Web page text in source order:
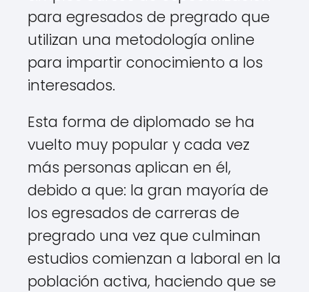
para egresados de pregrado que
utilizan una metodología online
para impartir conocimiento a los
interesados.
Esta forma de diplomado se ha
vuelto muy popular y cada vez
más personas aplican en él,
debido a que: la gran mayoría de
los egresados de carreras de
pregrado una vez que culminan
estudios comienzan a laboral en la
población activa, haciendo que se